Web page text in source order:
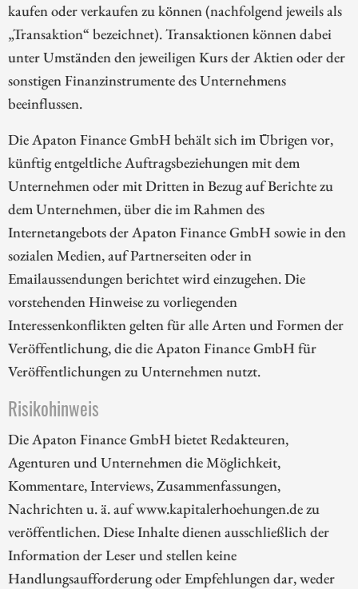
kaufen oder verkaufen zu können (nachfolgend jeweils als
„Transaktion“ bezeichnet). Transaktionen können dabei
unter Umständen den jeweiligen Kurs der Aktien oder der
sonstigen Finanzinstrumente des Unternehmens
beeinflussen.
Die Apaton Finance GmbH behält sich im Übrigen vor,
künftig entgeltliche Auftragsbeziehungen mit dem
Unternehmen oder mit Dritten in Bezug auf Berichte zu
dem Unternehmen, über die im Rahmen des
Internetangebots der Apaton Finance GmbH sowie in den
sozialen Medien, auf Partnerseiten oder in
Emailaussendungen berichtet wird einzugehen. Die
vorstehenden Hinweise zu vorliegenden
Interessenkonflikten gelten für alle Arten und Formen der
Veröffentlichung, die die Apaton Finance GmbH für
Veröffentlichungen zu Unternehmen nutzt.
Risikohinweis
Die Apaton Finance GmbH bietet Redakteuren,
Agenturen und Unternehmen die Möglichkeit,
Kommentare, Interviews, Zusammenfassungen,
Nachrichten u. ä. auf www.kapitalerhoehungen.de zu
veröffentlichen. Diese Inhalte dienen ausschließlich der
Information der Leser und stellen keine
Handlungsaufforderung oder Empfehlungen dar, weder